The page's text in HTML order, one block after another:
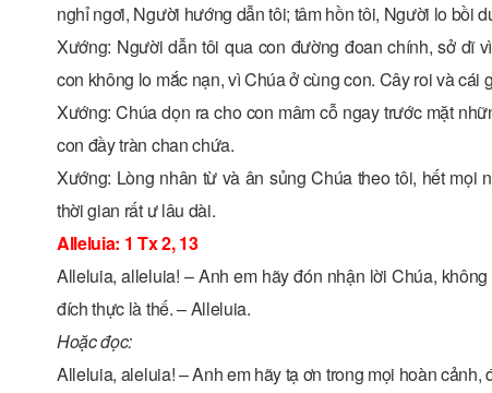
nghỉ ngơi, Người hướng dẫn tôi; tâm hồn tôi, Người lo bồi
Xướng: Người dẫn tôi qua con đường đoan chính, sở dĩ
con không lo mắc nạn, vì Chúa ở cùng con. Cây roi và cái
Xướng: Chúa dọn ra cho con mâm cỗ ngay trước mặt
con đầy tràn chan chứa.
Xướng: Lòng nhân từ và ân sủng Chúa theo tôi, hết mọi
thời gian rất ư lâu dài.
Alleluia: 1 Tx 2, 13
Alleluia, alleluia! – Anh em hãy đón nhận lời Chúa,
đích thực là thế. – Alleluia.
Hoặc đọc:
Alleluia, aleluia! – Anh em hãy tạ ơn trong mọi hoàn